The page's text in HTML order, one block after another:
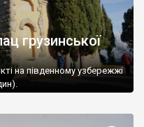
грузинської
на південному узбережжі